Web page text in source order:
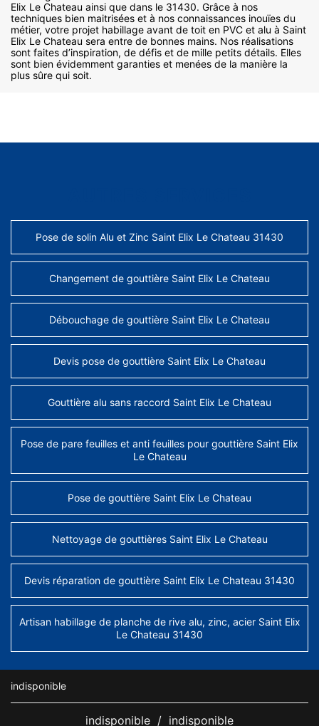
Elix Le Chateau ainsi que dans le 31430. Grâce à nos
techniques bien maitrisées et à nos connaissances inouïes du
métier, votre projet habillage avant de toit en PVC et alu à Saint
Elix Le Chateau sera entre de bonnes mains. Nos réalisations
sont faites d’inspiration, de défis et de mille petits détails. Elles
sont bien évidemment garanties et menées de la manière la
plus sûre qui soit.
Pose de solin Alu et Zinc Saint Elix Le Chateau 31430
Changement de gouttière Saint Elix Le Chateau
Débouchage de gouttière Saint Elix Le Chateau
Devis pose de gouttière Saint Elix Le Chateau
Gouttière alu sans raccord Saint Elix Le Chateau
Pose de pare feuilles et anti feuilles pour gouttière Saint Elix
Le Chateau
Pose de gouttière Saint Elix Le Chateau
Nettoyage de gouttières Saint Elix Le Chateau
Devis réparation de gouttière Saint Elix Le Chateau 31430
Artisan habillage de planche de rive alu, zinc, acier Saint Elix
Le Chateau 31430
indisponible
indisponible / indisponible